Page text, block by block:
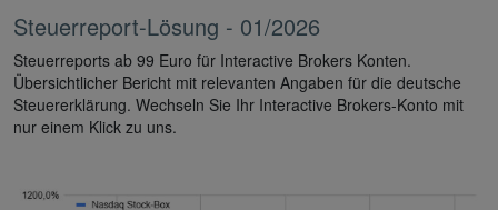
Steuerreport-Lösung - 01/2026
Steuerreports ab 99 Euro für Interactive Brokers Konten.
Übersichtlicher Bericht mit relevanten Angaben für die deutsche
Steuererklärung. Wechseln Sie Ihr Interactive Brokers-Konto mit
nur einem Klick zu uns.